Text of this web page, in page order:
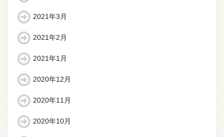
2021年3月
2021年2月
2021年1月
2020年12月
2020年11月
2020年10月